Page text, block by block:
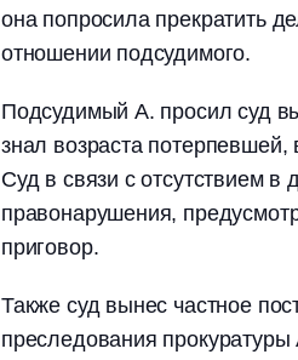
она попросила прекратить
отношении подсудимого.
Подсудимый А. просил суд
знал возраста
Суд в связи с отсутствием в
правонарушения,
приговор.
Также суд вынес частное
преследования прокуратуры